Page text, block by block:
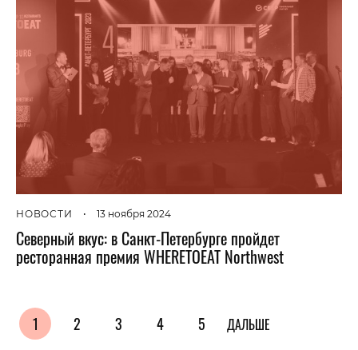
НОВОСТИ • 13 ноября 2024
Северный вкус: в Санкт-Петербурге пройдет
ресторанная премия WHERETOEAT Northwest
1 2 3 4 5 ДАЛЬШЕ